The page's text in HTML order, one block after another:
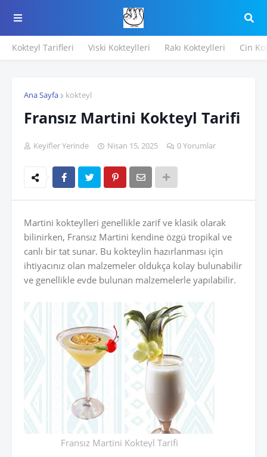
Kokteyl Tarifleri Viski Kokteylleri Rakı Kokteylleri Cin
Ana Sayfa kokteyl
Fransız Martini Kokteyl Tarifi
Keyifler Yerinde Nisan 15, 2025 0 Yorumlar
Martini kokteylleri genellikle zarif ve klasik olarak
bilinirken, Fransız Martini kendine özgü tropikal ve
canlı bir tat sunar. Bu kokteylin hazırlanması için
ihtiyacınız olan malzemeler oldukça kolay bulunabilir
ve genellikle evde bulunan malzemelerle yapılabilir.
Fransız Martini Kokteyl Tarifi